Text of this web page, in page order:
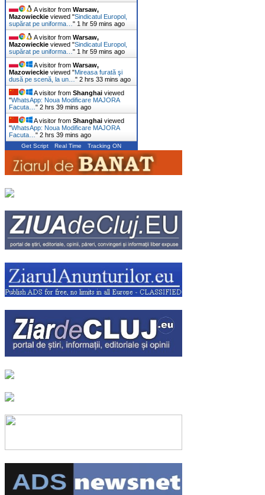
A visitor from Warsaw,
Mazowieckie viewed "Sindicatul Europol,
supărat pe uniforma… " 1 hr 59 mins ago
A visitor from Warsaw,
Mazowieckie viewed "Sindicatul Europol,
supărat pe uniforma… " 1 hr 59 mins ago
A visitor from Warsaw,
Mazowieckie viewed "Mireasa furată şi
dusă pe scenă, la un… " 2 hrs 33 mins ago
A visitor from Shanghai viewed
"WhatsApp: Noua Modificare MAJORA
Facuta… " 2 hrs 39 mins ago
A visitor from Shanghai viewed
"WhatsApp: Noua Modificare MAJORA
Facuta… " 2 hrs 39 mins ago
Get Script Real Time Tracking ON